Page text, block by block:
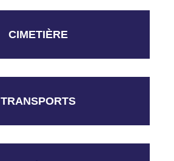
CIMETIÈRE
TRANSPORTS